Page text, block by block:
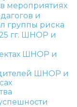
мероприятиях
и
группы риска
гг. ШНОР и
ШНОР и
ШНОР и